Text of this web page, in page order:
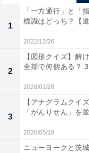
1
「一方通行」と「
標識はどっち？【
2022/12/26
2
【図形クイズ】解
全部で何個ある？
2026/01/28
3
【アナグラムクイ
「がんりせん」を
2026/05/18
ニューヨークと茨